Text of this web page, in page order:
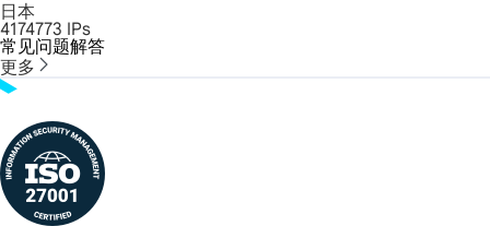
日本
4174773 IPs
常见问题解答
更多